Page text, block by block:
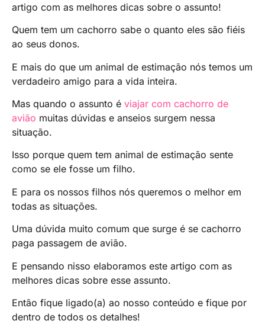
artigo com as melhores dicas sobre o assunto!
Quem tem um cachorro sabe o quanto eles são fiéis
ao seus donos.
E mais do que um animal de estimação nós temos um
verdadeiro amigo para a vida inteira.
Mas quando o assunto é viajar com cachorro de
avião muitas dúvidas e anseios surgem nessa
situação.
Isso porque quem tem animal de estimação sente
como se ele fosse um filho.
E para os nossos filhos nós queremos o melhor em
todas as situações.
Uma dúvida muito comum que surge é se cachorro
paga passagem de avião.
E pensando nisso elaboramos este artigo com as
melhores dicas sobre esse assunto.
Então fique ligado(a) ao nosso conteúdo e fique por
dentro de todos os detalhes!